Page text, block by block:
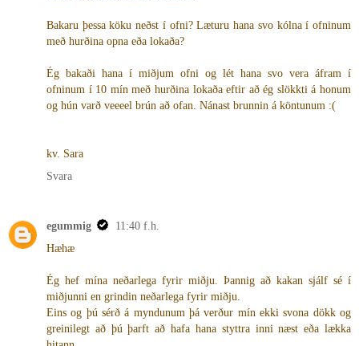
Bakaru þessa köku neðst í ofni? Læturu hana svo kólna í ofninum
með hurðina opna eða lokaða?
Ég bakaði hana í miðjum ofni og lét hana svo vera áfram í
ofninum í 10 mín með hurðina lokaða eftir að ég slökkti á honum
og hún varð veeeel brún að ofan. Nánast brunnin á köntunum :(
kv. Sara
Svara
egummig
11:40 f.h.
Hæhæ
Ég hef mína neðarlega fyrir miðju. Þannig að kakan sjálf sé í
miðjunni en grindin neðarlega fyrir miðju.
Eins og þú sérð á myndunum þá verður mín ekki svona dökk og
greinilegt að þú þarft að hafa hana styttra inni næst eða lækka